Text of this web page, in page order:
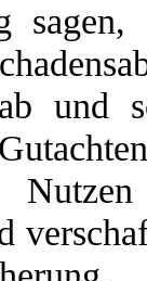
sagen,
und